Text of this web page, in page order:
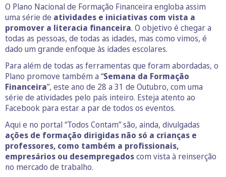
O Plano Nacional de Formação Financeira engloba assim
uma série de atividades e iniciativas com vista a
promover a literacia financeira. O objetivo é chegar a
todas as pessoas, de todas as idades, mas como vimos, é
dado um grande enfoque às idades escolares.
Para além de todas as ferramentas que foram abordadas, o
Plano promove também a “Semana da Formação
Financeira”, este ano de 28 a 31 de Outubro, com uma
série de atividades pelo país inteiro. Esteja atento ao
Facebook para estar a par de todos os eventos.
Aqui e no portal “Todos Contam” são, ainda, divulgadas
ações de formação dirigidas não só a crianças e
professores, como também a profissionais,
empresários ou desempregadoscom vista à reinserção
no mercado de trabalho.